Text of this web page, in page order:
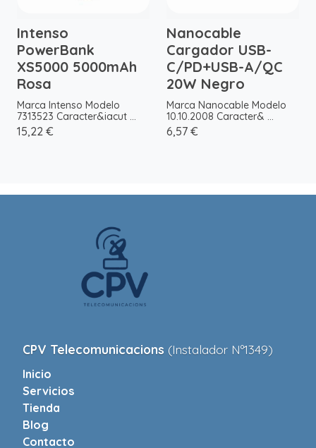
Intenso
PowerBank
XS5000 5000mAh
Rosa
Marca Intenso Modelo
7313523 Caracter&iacut ...
15,22 €
Nanocable
Cargador USB-
C/PD+USB-A/QC
20W Negro
Marca Nanocable Modelo
10.10.2008 Caracter& ...
6,57 €
CPV Telecomunicacions (Instalador Nº1349)
Inicio
Servicios
Tienda
Blog
Contacto